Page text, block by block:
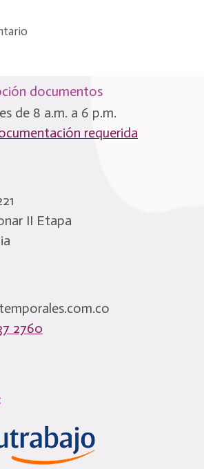
documentos
de 8 a.m. a 6 p.m.
requerida
II Etapa
2760